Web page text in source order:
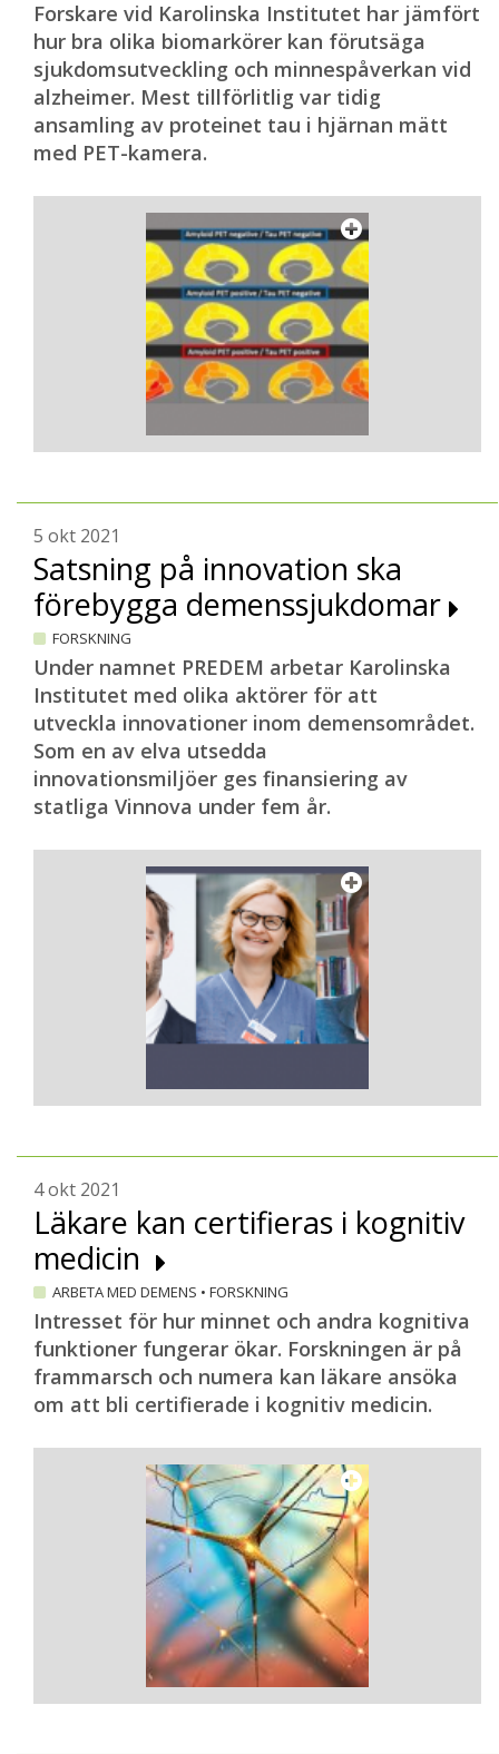
Forskare vid Karolinska Institutet har jämfört
hur bra olika biomarkörer kan förutsäga
sjukdomsutveckling och minnespåverkan vid
alzheimer. Mest tillförlitlig var tidig
ansamling av proteinet tau i hjärnan mätt
med PET-kamera.
5 okt 2021
Satsning på innovation ska
förebygga demenssjukdomar
FORSKNING
Under namnet PREDEM arbetar Karolinska
Institutet med olika aktörer för att
utveckla innovationer inom demensområdet.
Som en av elva utsedda
innovationsmiljöer ges finansiering av
statliga Vinnova under fem år.
4 okt 2021
Läkare kan certifieras i kognitiv
medicin
ARBETA MED DEMENS • FORSKNING
Intresset för hur minnet och andra kognitiva
funktioner fungerar ökar. Forskningen är på
frammarsch och numera kan läkare ansöka
om att bli certifierade i kognitiv medicin.